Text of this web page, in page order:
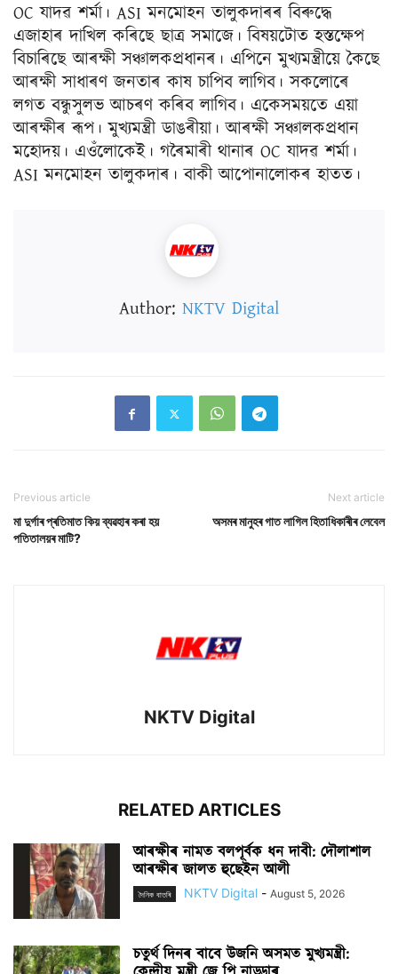
OC যাদৱ শৰ্মা। ASI মনমোহন তালুকদাৰৰ বিৰুদ্ধে
এজাহাৰ দাখিল কৰিছে ছাত্ৰ সমাজে। বিষয়টোত হস্তক্ষেপ
বিচাৰিছে আৰক্ষী সঞ্চালকপ্ৰধানৰ। এপিনে মুখ্যমন্ত্ৰীয়ে কৈছে
আৰক্ষী সাধাৰণ জনতাৰ কাষ চাপিব লাগিব। সকলোৰে
লগত বন্ধুসুলভ আচৰণ কৰিব লাগিব। একেসময়তে এয়া
আৰক্ষীৰ ৰূপ। মুখ্যমন্ত্ৰী ডাঙৰীয়া। আৰক্ষী সঞ্চালকপ্ৰধান
মহোদয়। এওঁলোকেই। গৰৈমাৰী থানাৰ OC যাদৱ শৰ্মা।
ASI মনমোহন তালুকদাৰ। বাকী আপোনালোকৰ হাতত।
Author: NKTV Digital
Previous article
মা দুৰ্গাৰ প্ৰতিমাত কিয় ব্যৱহাৰ কৰা হয়
পতিতালয়ৰ মাটি?
Next article
অসমৰ মানুহৰ গাত লাগিল হিতাধিকাৰীৰ লেবেল
NKTV Digital
RELATED ARTICLES
আৰক্ষীৰ নামত বলপূৰ্বক ধন দাবী: দৌলাশাল
আৰক্ষীৰ জালত হুছেইন আলী
দৈনিক বাতৰি NKTV Digital - August 5, 2026
চতুৰ্থ দিনৰ বাবে উজনি অসমত মুখ্যমন্ত্ৰী: